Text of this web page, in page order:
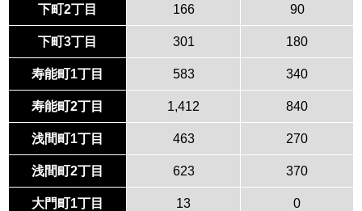
下町2丁目 166 90
下町3丁目 301 180
寿能町1丁目 583 340
寿能町2丁目 1,412 840
浅間町1丁目 463 270
浅間町2丁目 623 370
大門町1丁目 13 0